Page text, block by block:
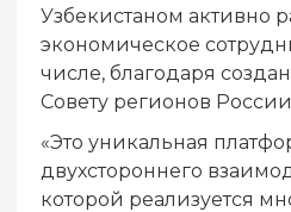
Узбекистаном активно
экономическое
числе, благодаря
Совету регионов
«Это уникальная
двухстороннего
которой реализуется